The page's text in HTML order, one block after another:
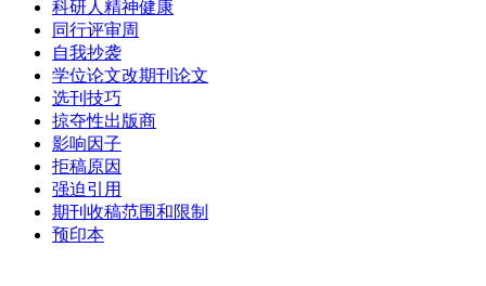
科研人精神健康
同行评审周
自我抄袭
学位论文改期刊论文
选刊技巧
掠夺性出版商
影响因子
拒稿原因
强迫引用
期刊收稿范围和限制
预印本